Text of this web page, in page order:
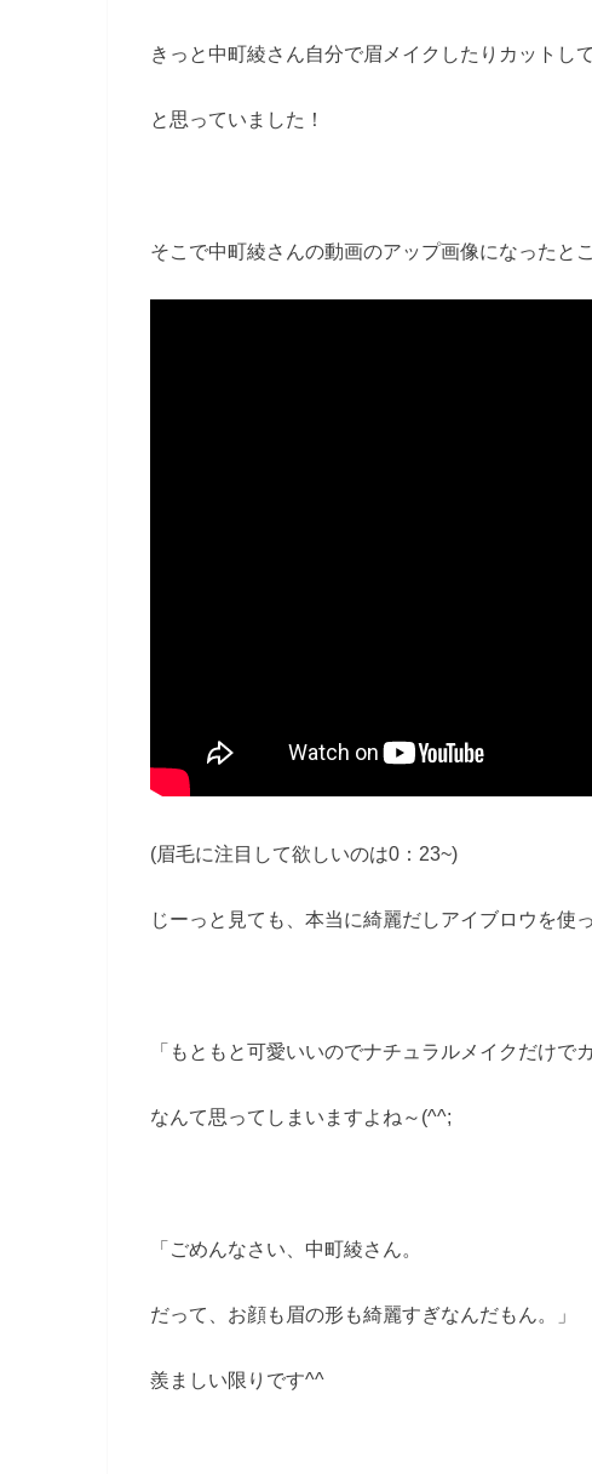
きっと中町綾さん自分で眉メイクしたりカットし
と思っていました！
そこで中町綾さんの動画のアップ画像になったと
(眉毛に注目して欲しいのは0：23~)
じーっと見ても、本当に綺麗だしアイブロウを使
「もともと可愛いいのでナチュラルメイクだけで
なんて思ってしまいますよね～(^^;
「ごめんなさい、中町綾さん。
だって、お顔も眉の形も綺麗すぎなんだもん。」
羨ましい限りです^^